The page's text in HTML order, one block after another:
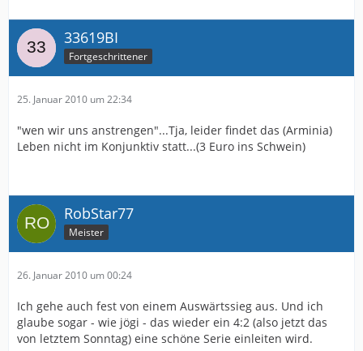
33619BI
Fortgeschrittener
25. Januar 2010 um 22:34
"wen wir uns anstrengen"...Tja, leider findet das (Arminia)
Leben nicht im Konjunktiv statt...(3 Euro ins Schwein)
RobStar77
Meister
26. Januar 2010 um 00:24
Ich gehe auch fest von einem Auswärtssieg aus. Und ich
glaube sogar - wie jögi - das wieder ein 4:2 (also jetzt das
von letztem Sonntag) eine schöne Serie einleiten wird.